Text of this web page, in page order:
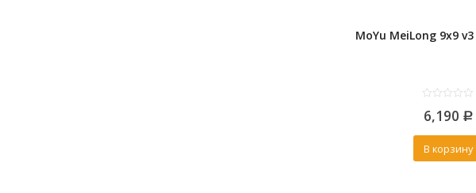
MoYu MeiLong 9x9
out
5
6,190 Р
В корзину